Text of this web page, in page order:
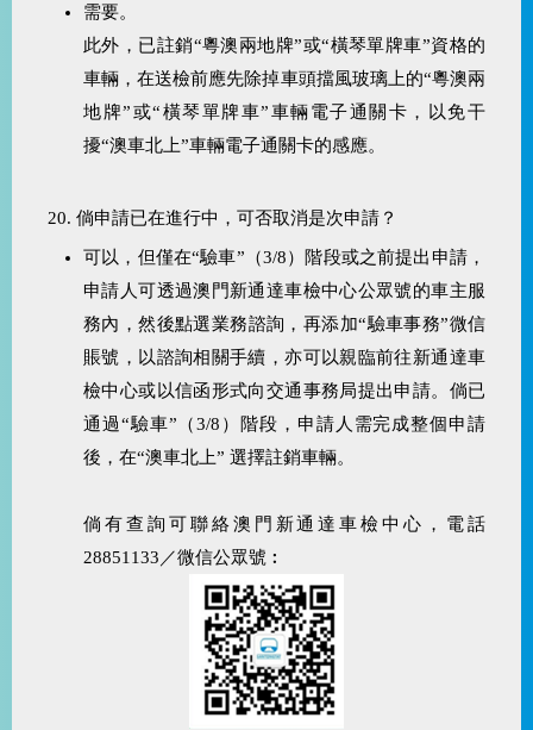
需要。
此外，已註銷“粵澳兩地牌”或“橫琴單牌車”資格的
車輛，在送檢前應先除掉車頭擋風玻璃上的“粵澳兩
地牌”或“橫琴單牌車”車輛電子通關卡，以免干
擾“澳車北上”車輛電子通關卡的感應。
20. 倘申請已在進行中，可否取消是次申請？
可以，但僅在“驗車”（3/8）階段或之前提出申請，
申請人可透過澳門新通達車檢中心公眾號的車主服
務內，然後點選業務諮詢，再添加“驗車事務”微信
賬號，以諮詢相關手續，亦可以親臨前往新通達車
檢中心或以信函形式向交通事務局提出申請。倘已
通過“驗車”（3/8）階段，申請人需完成整個申請
後，在“澳車北上” 選擇註銷車輛。
倘有查詢可聯絡澳門新通達車檢中心，電話
28851133／微信公眾號︰